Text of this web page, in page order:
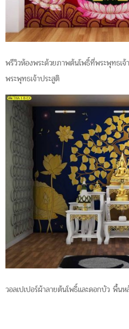
พรีวิวห้องพระด้วยภาพต้นโพธิ์ที่พระพุทธเ
พระพุทธเจ้าประสูติ
วอลเปเปอร์ผ้าลายต้นโพธิ์และดอกบัว พื้น